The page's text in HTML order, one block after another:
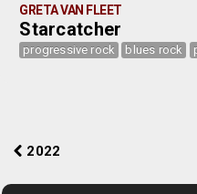
GRETA VAN FLEET
Starcatcher
progressive rock blues rock
2022